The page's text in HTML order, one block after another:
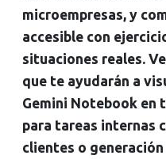
microempresas, y
accesible con
situaciones reales.
que te ayudarán a
Gemini Notebook
para tareas internas
clientes o